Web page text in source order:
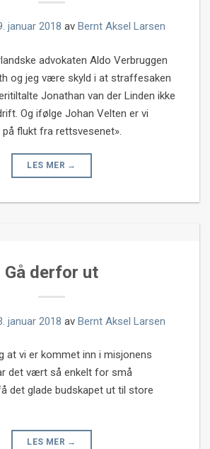
januar 2018 av Bernt Aksel Larsen
advokaten Aldo Verbruggen
og jeg være skyld i at straffesaken
Jonathan van der Linden ikke
Og ifølge Johan Velten er vi
på flukt fra rettsvesenet».
LES MER →
Gå derfor ut
januar 2018 av Bernt Aksel Larsen
at vi er kommet inn i misjonens
det vært så enkelt for små
det glade budskapet ut til store
LES MER →